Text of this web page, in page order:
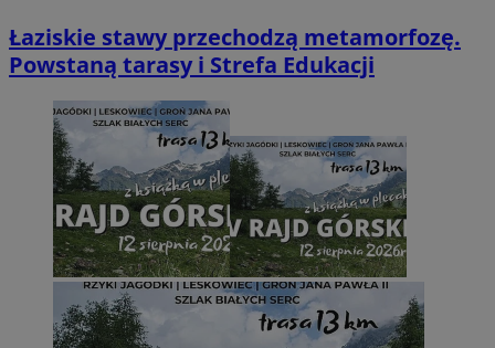
Łaziskie stawy przechodzą metamorfozę.
Powstaną tarasy i Strefa Edukacji